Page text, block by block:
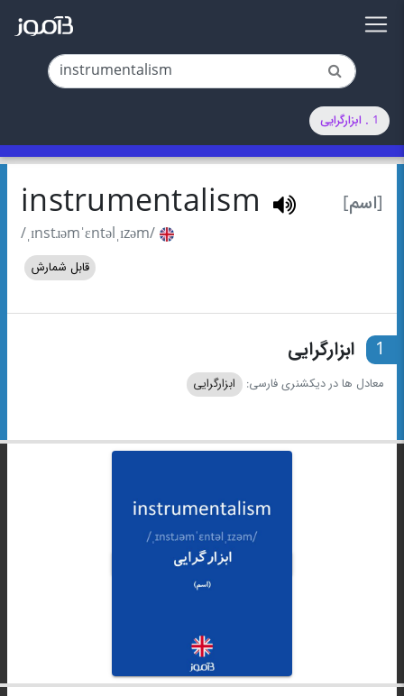
1 . ابزارگرایی
[اسم] instrumentalism
/ˌɪnstɹəmˈɛntəlˌɪzəm/
قابل شمارش
1 ابزارگرایی
معادل ها در دیکشنری فارسی: ابزارگرایی